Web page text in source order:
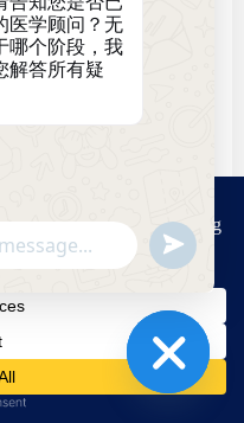
二军医大学）第一附属
告了一项名为《间充质
汇总成果。
MSCs）在糖尿病治疗中
一前沿技术在改善血糖
医学顾问？无
哪个阶段，我
解答所有疑
Send
WhatsApp
Message